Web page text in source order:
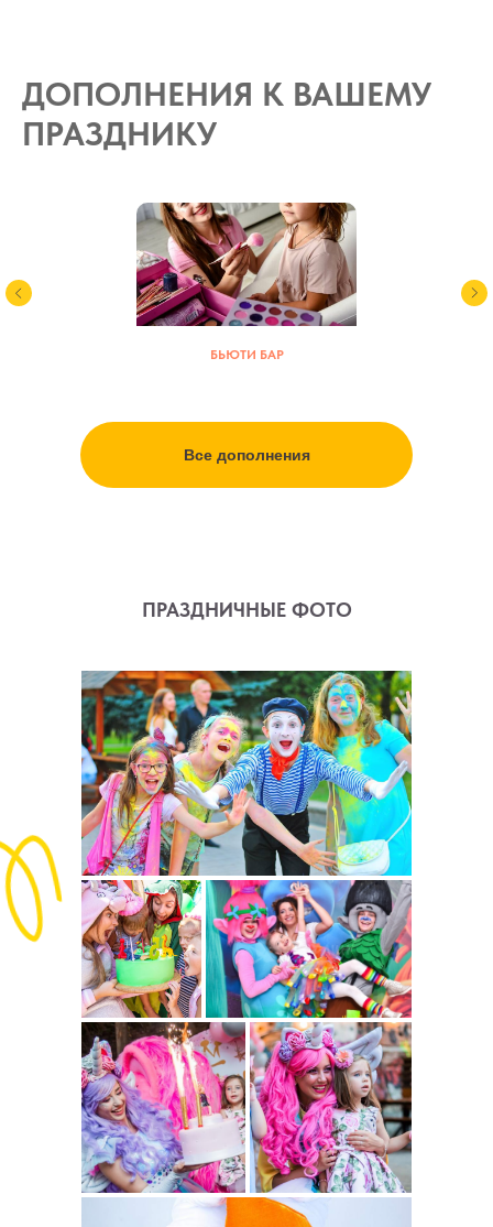
ДОПОЛНЕНИЯ К ВАШЕМУ
ПРАЗДНИКУ
БЬЮТИ БАР
Все дополнения
ПРАЗДНИЧНЫЕ ФОТО